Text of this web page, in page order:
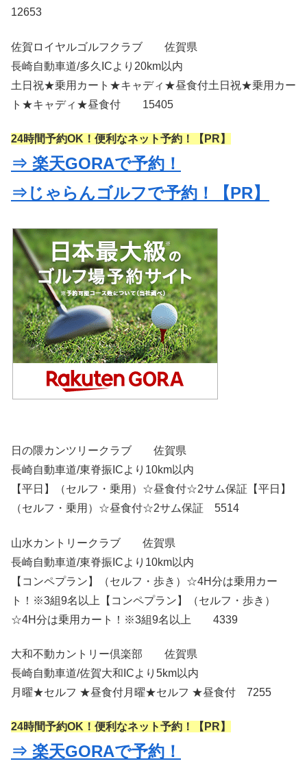
12653
佐賀ロイヤルゴルフクラブ 佐賀県
長崎自動車道/多久ICより20km以内
土日祝★乗用カート★キャディ★昼食付土日祝★乗用カー
ト★キャディ★昼食付 15405
24時間予約OK！便利なネット予約！【PR】
⇒ 楽天GORAで予約！
⇒じゃらんゴルフで予約！【PR】
日の隈カンツリークラブ 佐賀県
長崎自動車道/東脊振ICより10km以内
【平日】（セルフ・乗用）☆昼食付☆2サム保証【平日】
（セルフ・乗用）☆昼食付☆2サム保証 5514
山水カントリークラブ 佐賀県
長崎自動車道/東脊振ICより10km以内
【コンペプラン】（セルフ・歩き）☆4H分は乗用カー
ト！※3組9名以上【コンペプラン】（セルフ・歩き）
☆4H分は乗用カート！※3組9名以上 4339
大和不動カントリー倶楽部 佐賀県
長崎自動車道/佐賀大和ICより5km以内
月曜★セルフ ★昼食付月曜★セルフ ★昼食付 7255
24時間予約OK！便利なネット予約！【PR】
⇒ 楽天GORAで予約！